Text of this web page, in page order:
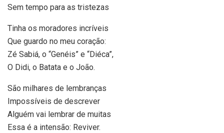
Sem tempo para as tristezas
Tinha os moradores incríveis
Que guardo no meu coração:
Zé Sabiá, o “Genéis” e “Diéca”,
O Didi, o Batata e o João.
São milhares de lembranças
Impossíveis de descrever
Alguém vai lembrar de muitas
Essa é a intensão: Reviver.